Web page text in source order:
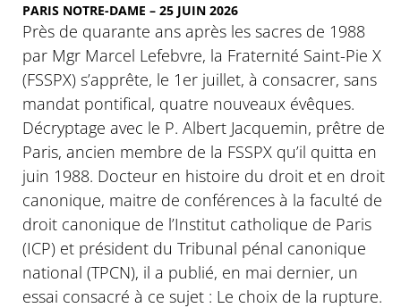
PARIS NOTRE-DAME – 25 JUIN 2026
Près de quarante ans après les sacres de 1988
par Mgr Marcel Lefebvre, la Fraternité Saint-Pie X
(FSSPX) s’apprête, le 1er juillet, à consacrer, sans
mandat pontifical, quatre nouveaux évêques.
Décryptage avec le P. Albert Jacquemin, prêtre de
Paris, ancien membre de la FSSPX qu’il quitta en
juin 1988. Docteur en histoire du droit et en droit
canonique, maitre de conférences à la faculté de
droit canonique de l’Institut catholique de Paris
(ICP) et président du Tribunal pénal canonique
national (TPCN), il a publié, en mai dernier, un
essai consacré à ce sujet : Le choix de la rupture.